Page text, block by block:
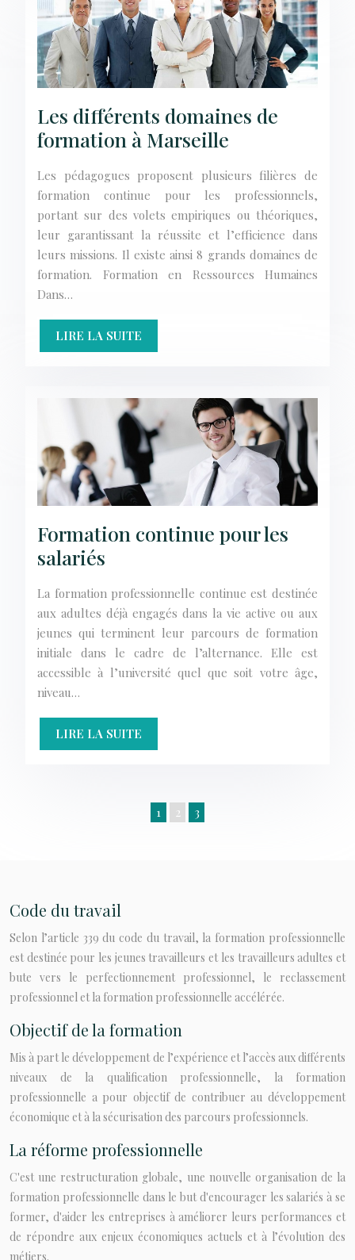
Les différents domaines de
formation à Marseille
Les pédagogues proposent plusieurs filières de
formation continue pour les professionnels,
portant sur des volets empiriques ou théoriques,
leur garantissant la réussite et l’efficience dans
leurs missions. Il existe ainsi 8 grands domaines de
formation. Formation en Ressources Humaines
Dans…
LIRE LA SUITE
Formation continue pour les
salariés
La formation professionnelle continue est destinée
aux adultes déjà engagés dans la vie active ou aux
jeunes qui terminent leur parcours de formation
initiale dans le cadre de l’alternance. Elle est
accessible à l’université quel que soit votre âge,
niveau…
LIRE LA SUITE
1 2 3
Code du travail
Selon l’article 339 du code du travail, la formation professionnelle
est destinée pour les jeunes travailleurs et les travailleurs adultes et
bute vers le perfectionnement professionnel, le reclassement
professionnel et la formation professionnelle accélérée.
Objectif de la formation
Mis à part le développement de l’expérience et l’accès aux différents
niveaux de la qualification professionnelle, la formation
professionnelle a pour objectif de contribuer au développement
économique et à la sécurisation des parcours professionnels.
La réforme professionnelle
C'est une restructuration globale, une nouvelle organisation de la
formation professionnelle dans le but d'encourager les salariés à se
former, d'aider les entreprises à améliorer leurs performances et
de répondre aux enjeux économiques actuels et à l’évolution des
métiers.